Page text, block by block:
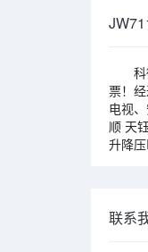
科微
票！
电视
顺 天
升降压
联系